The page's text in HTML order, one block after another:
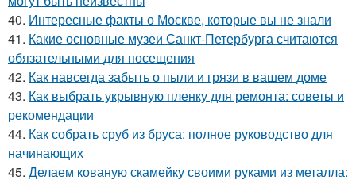
40. Интересные факты о Москве, которые вы не знали
41. Какие основные музеи Санкт-Петербурга считаются
обязательными для посещения
42. Как навсегда забыть о пыли и грязи в вашем доме
43. Как выбрать укрывную пленку для ремонта: советы и
рекомендации
44. Как собрать сруб из бруса: полное руководство для
начинающих
45. Делаем кованую скамейку своими руками из металла: